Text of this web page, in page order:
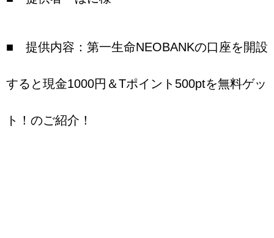
■ 提供内容：第一生命NEOBANKの口座を開設
すると現金1000円＆Tポイント500ptを無料ゲッ
ト！のご紹介！